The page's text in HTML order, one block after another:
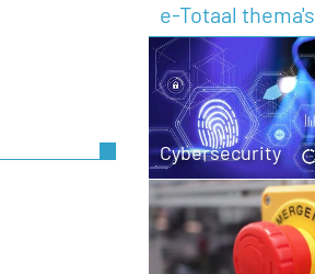
e-Totaal thema's
Cybersecurity